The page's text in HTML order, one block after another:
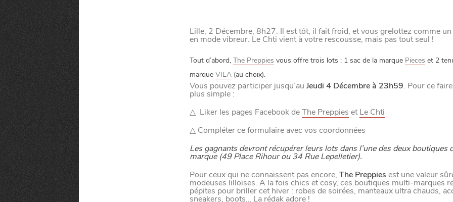
Lille, 2 Décembre, 8h27. Il est tôt, il fait froid, et vous grelottez comme
en mode vibreur. Le Chti vient à votre rescousse, mais pas tout seul !
Tout d’abord, The Preppies vous offre trois lots : 1 sac de la marque Pieces et 2
marque VILA(au choix).
Vous pouvez participer jusqu’au Jeudi 4 Décembre à 23h59. Pour ce
plus simple :
△ Liker les pages Facebook deThe Preppies etLe Chti
△ Compléter ce formulaire avec vos coordonnées
Les gagnants devront récupérer leurs lots dans l’une des deux boutiques
marque (49 Place Rihour ou 34 Rue Lepelletier).
Pour ceux qui ne connaissent pas encore, The Preppies est une valeur
modeuses lilloises. A la fois chics et cosy, ces boutiques multi-marques
pépites pour briller cet hiver : robes de soirées, manteaux ultra chauds,
sneakers, boots… La rédak adore !